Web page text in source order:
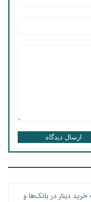
ارسال دیدگاه
خرید دینار در بانک‌ها و